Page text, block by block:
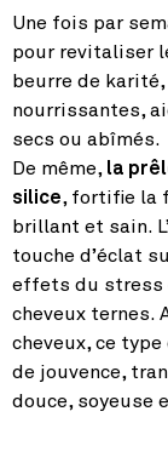
Une fois par
pour revitaliser
beurre de
nourrissantes,
secs ou abîmés.
De même, la
silice, fortifie la
brillant et sain.
touche d’éclat
effets du stress
cheveux ternes.
cheveux, ce
de jouvence,
douce, soyeuse